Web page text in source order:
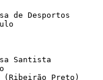
de Desportos
Santista
(Ribeirão Preto)